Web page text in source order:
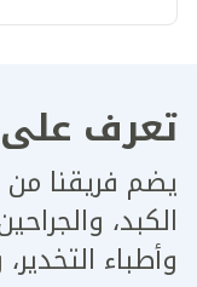
تعرف على
يضم فريقنا من
الكبد،
وأطباء